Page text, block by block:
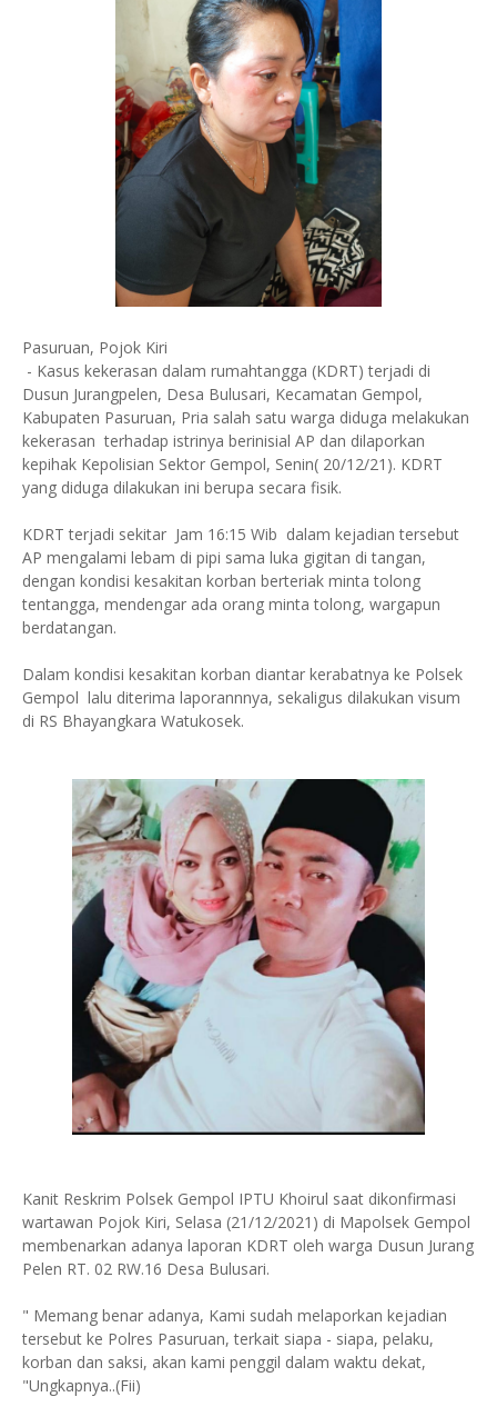
Pasuruan, Pojok Kiri
- Kasus kekerasan dalam rumahtangga (KDRT) terjadi di
Dusun Jurangpelen, Desa Bulusari, Kecamatan Gempol,
Kabupaten Pasuruan, Pria salah satu warga diduga melakukan
kekerasan terhadap istrinya berinisial AP dan dilaporkan
kepihak Kepolisian Sektor Gempol, Senin( 20/12/21). KDRT
yang diduga dilakukan ini berupa secara fisik.
KDRT terjadi sekitar Jam 16:15 Wib dalam kejadian tersebut
AP mengalami lebam di pipi sama luka gigitan di tangan,
dengan kondisi kesakitan korban berteriak minta tolong
tentangga, mendengar ada orang minta tolong, wargapun
berdatangan.
Dalam kondisi kesakitan korban diantar kerabatnya ke Polsek
Gempol lalu diterima laporannnya, sekaligus dilakukan visum
di RS Bhayangkara Watukosek.
Kanit Reskrim Polsek Gempol IPTU Khoirul saat dikonfirmasi
wartawan Pojok Kiri, Selasa (21/12/2021) di Mapolsek Gempol
membenarkan adanya laporan KDRT oleh warga Dusun Jurang
Pelen RT. 02 RW.16 Desa Bulusari.
" Memang benar adanya, Kami sudah melaporkan kejadian
tersebut ke Polres Pasuruan, terkait siapa - siapa, pelaku,
korban dan saksi, akan kami penggil dalam waktu dekat,
"Ungkapnya..(Fii)